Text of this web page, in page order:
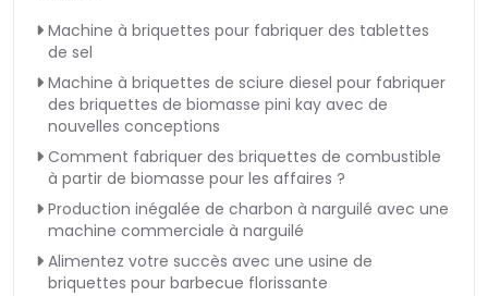
Machine à briquettes pour fabriquer des tablettes
de sel
Machine à briquettes de sciure diesel pour fabriquer
des briquettes de biomasse pini kay avec de
nouvelles conceptions
Comment fabriquer des briquettes de combustible
à partir de biomasse pour les affaires ?
Production inégalée de charbon à narguilé avec une
machine commerciale à narguilé
Alimentez votre succès avec une usine de
briquettes pour barbecue florissante